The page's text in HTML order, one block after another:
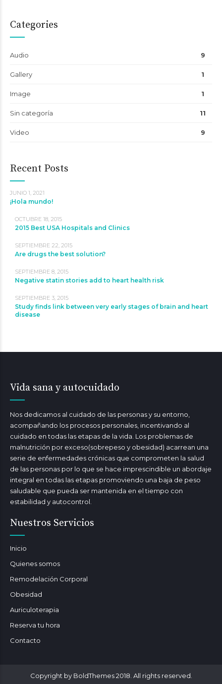
Categories
Audio 9
Gallery 1
Image 1
Sin categoría 11
Video 9
Recent Posts
JUNIO 1, 2021
¡Hola mundo!
OCTUBRE 18, 2015
2015 Best USA Hospitals and Clinics
SEPTIEMBRE 22, 2015
Are drugs the best solution?
SEPTIEMBRE 8, 2015
Negative statin stories add to heart health risk
SEPTIEMBRE 3, 2015
Study finds link between very early stages of brain and heart
disease
Vida sana y autocuidado
Nos dedicamos al cuidado de las personas y su entorno,
acompañando los procesos personales, incentivando al
cuidado en todas las etapas de la vida. Los problemas de
malnutrición por exceso(sobrepeso y obesidad) acarrean una
serie de enfermedades crónicas que comprometen la salud
de las personas por lo que se hace imprescindible un abordaje
integral en todas las etapas promoviendo una baja de peso
saludable que pueda ser mantenida en el tiempo con
estabilidad y autocontrol.
Nuestros Servicios
Inicio
Quienes somos
Remodelación Corporal
Obesidad
Auriculoterapia
Reserva tu hora
Contacto
Copyright by BoldThemes 2018. All rights reserved.